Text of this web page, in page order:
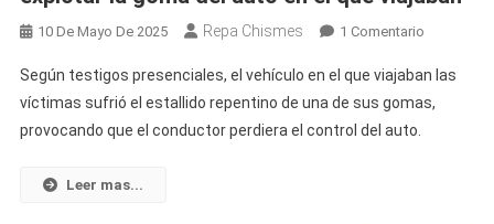
10 De Mayo De 2025 Repa Chismes 1 ComentarioEn
E
Hija
Según testigos presenciales, el vehículo en el que viajaban las
víctimas sufrió el estallido repentino de una de sus gomas,
provocando que el conductor perdiera el control del auto.
Leer mas...